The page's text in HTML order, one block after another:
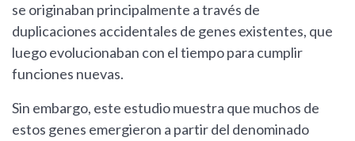
se originaban principalmente a través de
duplicaciones accidentales de genes existentes, que
luego evolucionaban con el tiempo para cumplir
funciones nuevas.
Sin embargo, este estudio muestra que muchos de
estos genes emergieron a partir del denominado